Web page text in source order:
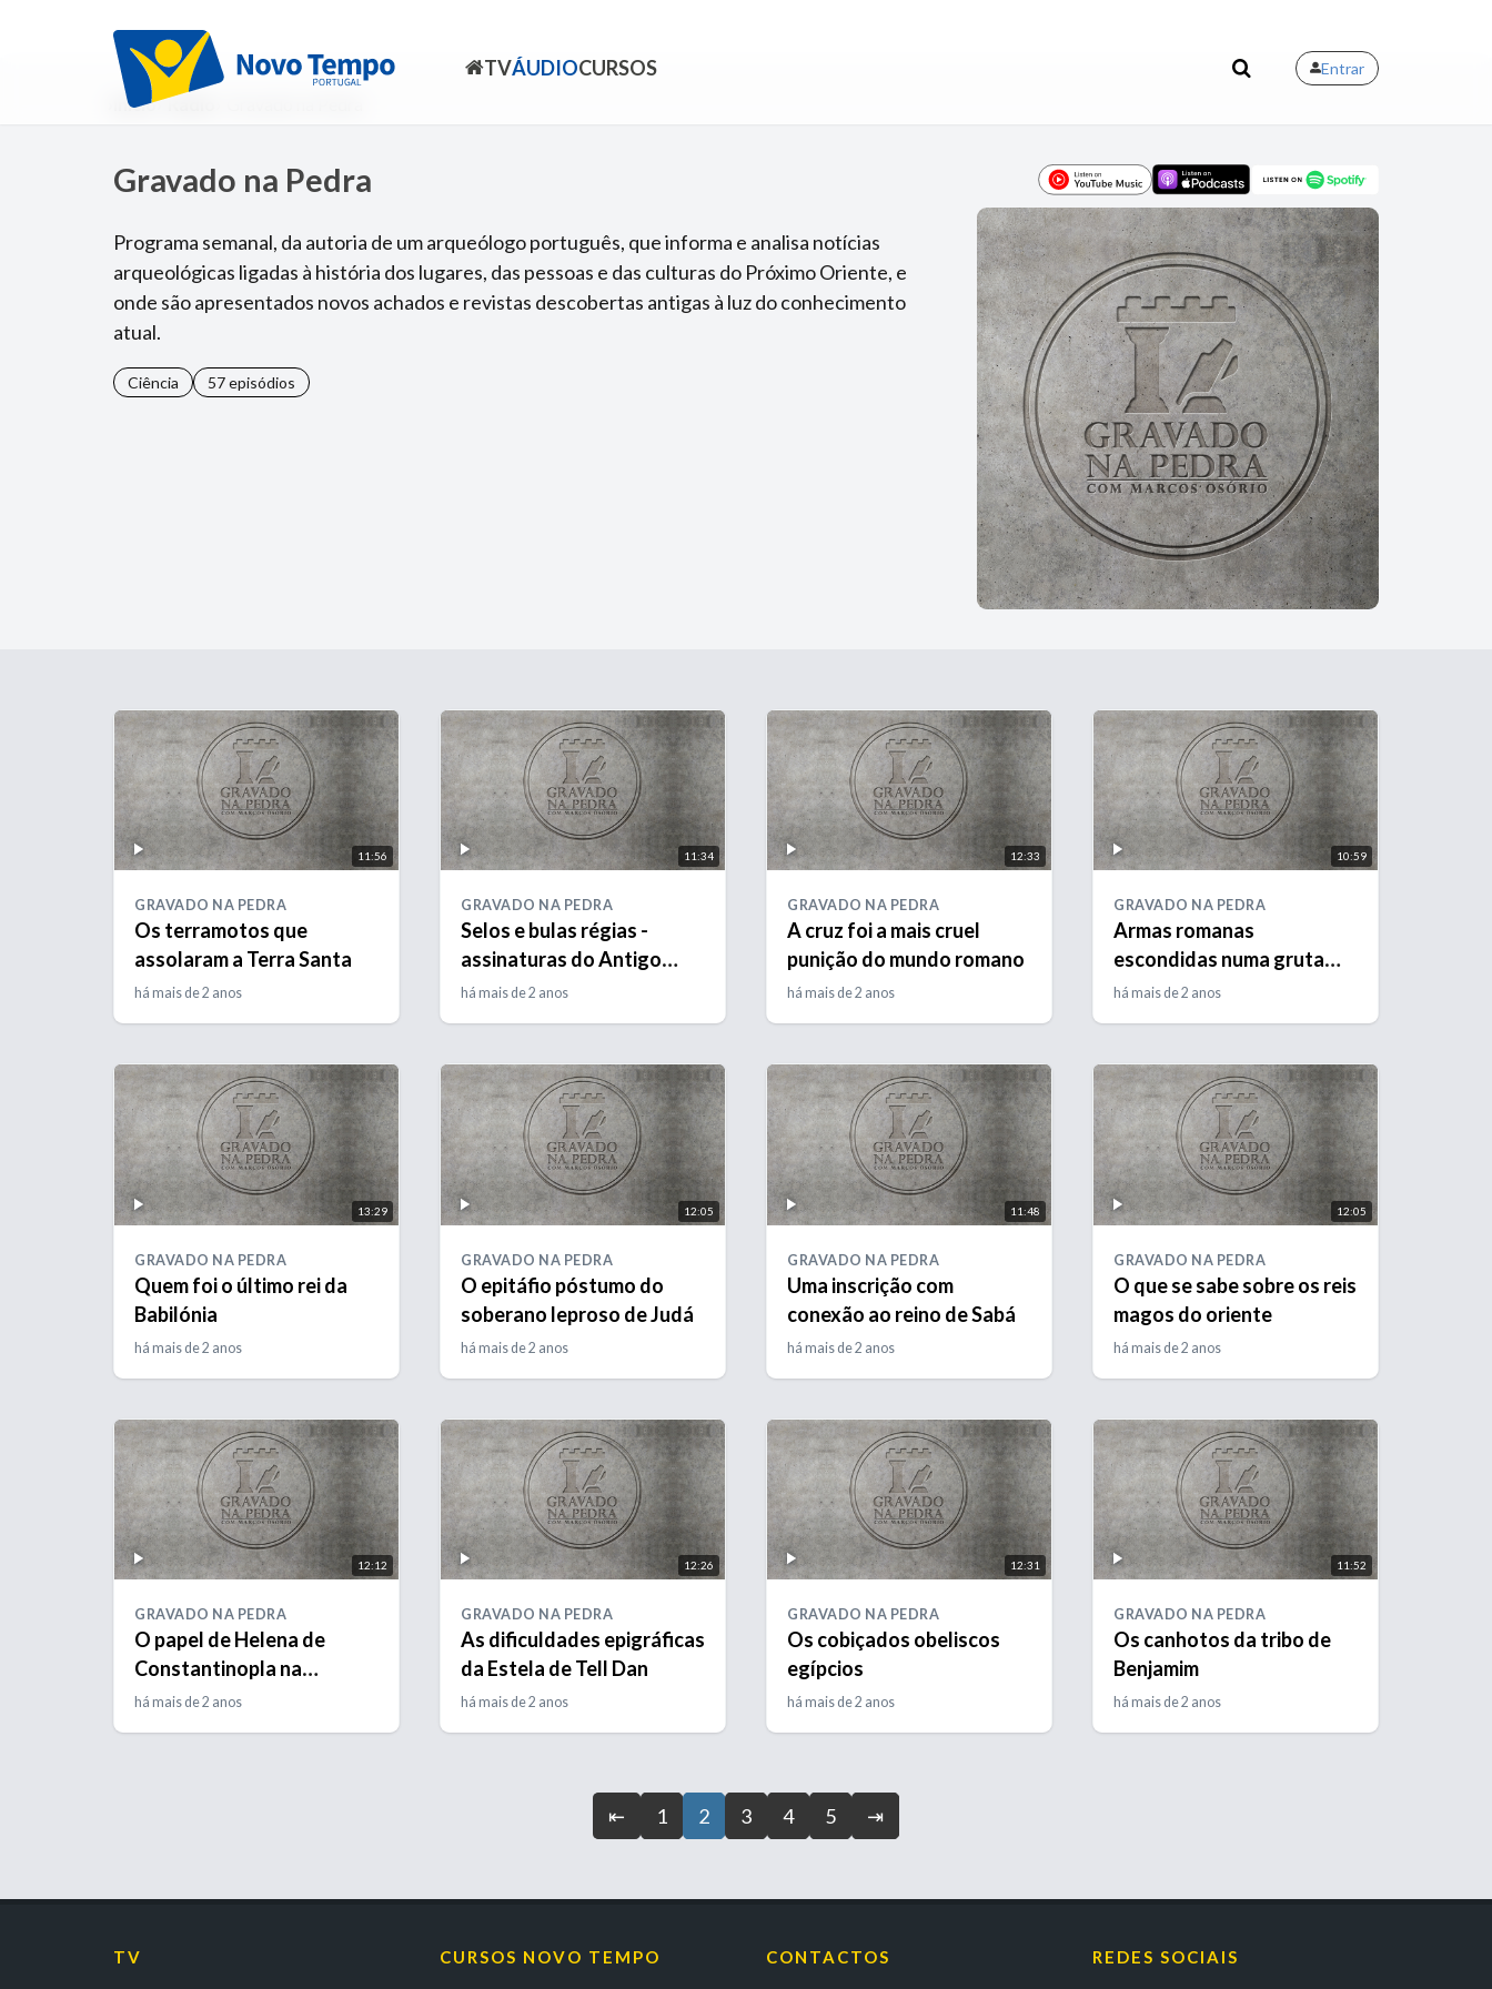
TVÁUDIOCURSOS Entrar
Início Rádio
Gravado na Pedra
Programa semanal, da autoria de um arqueólogo português, que informa e analisa notícias
arqueológicas ligadas à história dos lugares, das pessoas e das culturas do Próximo Oriente, e
onde são apresentados novos achados e revistas descobertas antigas à luz do conhecimento
atual.
Ciência 57 episódios
11:56
GRAVADO NA PEDRA
Os terramotos que
assolaram a Terra Santa
há mais de 2 anos
11:34
GRAVADO NA PEDRA
Selos e bulas régias -
assinaturas do Antigo
Israel
há mais de 2 anos
12:33
GRAVADO NA PEDRA
A cruz foi a mais cruel
punição do mundo romano
há mais de 2 anos
10:59
GRAVADO NA PEDRA
Armas romanas
escondidas numa gruta
junto ao Mar Morto
há mais de 2 anos
13:29
GRAVADO NA PEDRA
Quem foi o último rei da
Babilónia
há mais de 2 anos
12:05
GRAVADO NA PEDRA
O epitáfio póstumo do
soberano leproso de Judá
há mais de 2 anos
11:48
GRAVADO NA PEDRA
Uma inscrição com
conexão ao reino de Sabá
há mais de 2 anos
12:05
GRAVADO NA PEDRA
O que se sabe sobre os reis
magos do oriente
há mais de 2 anos
12:12
GRAVADO NA PEDRA
O papel de Helena de
Constantinopla na
Arqueologia da Terra
há mais de 2 anos
12:26
GRAVADO NA PEDRA
As dificuldades epigráficas
da Estela de Tell Dan
há mais de 2 anos
12:31
GRAVADO NA PEDRA
Os cobiçados obeliscos
egípcios
há mais de 2 anos
11:52
GRAVADO NA PEDRA
Os canhotos da tribo de
Benjamim
há mais de 2 anos
⇤ 1 2 3 4 5 ⇥
TV CURSOS NOVO TEMPO CONTACTOS REDES SOCIAIS